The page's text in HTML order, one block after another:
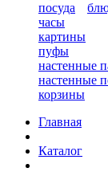
посуда
часы
картины
пуфы
настенные
настенные
корзины
Главная
Каталог